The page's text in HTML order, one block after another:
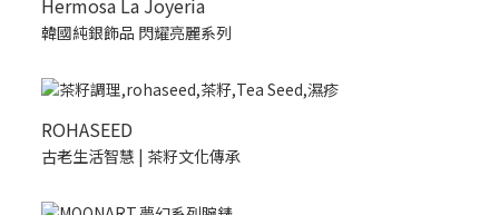
Hermosa La Joyería
韓國純銀飾品 閃耀亮麗系列
ROHASEED
古老生活智慧 | 茶籽文化傳承